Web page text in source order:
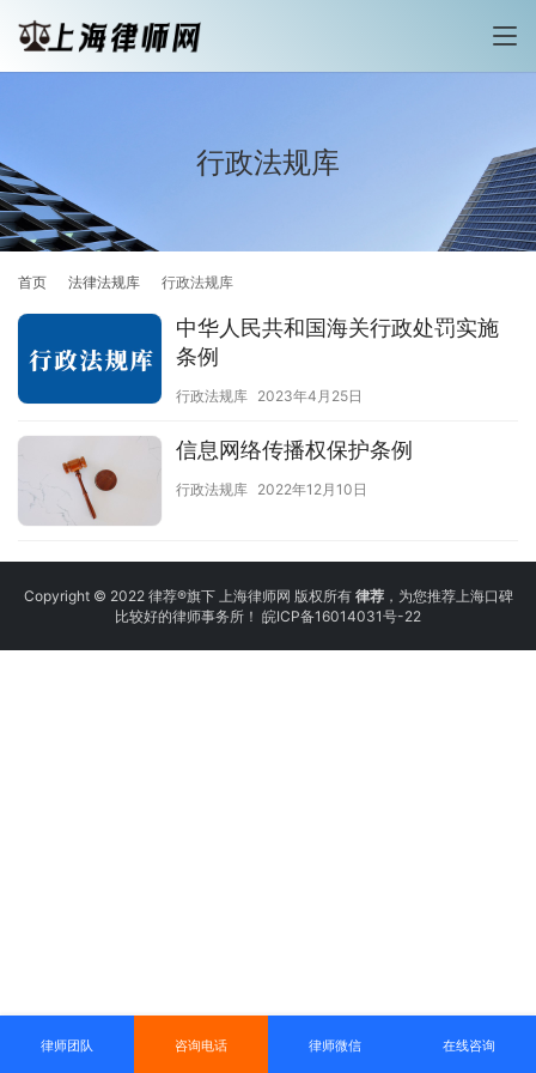
行政法规库
首页 法律法规库 行政法规库
中华人民共和国海关行政处罚实施
条例
行政法规库 2023年4月25日
信息网络传播权保护条例
行政法规库 2022年12月10日
Copyright © 2022 律荐®旗下 上海律师网 版权所有 律荐，为您推荐上海口碑
比较好的律师事务所！ 皖ICP备16014031号-22
律师团队 咨询电话 律师微信 在线咨询